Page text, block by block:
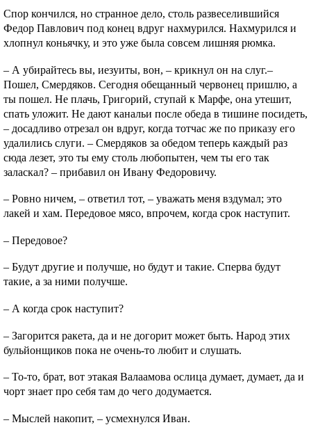
Спор кончился, но странное дело, столь развеселившийся
Федор Павлович под конец вдруг нахмурился. Нахмурился и
хлопнул коньячку, и это уже была совсем лишняя рюмка.
– А убирайтесь вы, иезуиты, вон, – крикнул он на слуг.–
Пошел, Смердяков. Сегодня обещанный червонец пришлю, а
ты пошел. Не плачь, Григорий, ступай к Марфе, она утешит,
спать уложит. Не дают канальи после обеда в тишине посидеть,
– досадливо отрезал он вдруг, когда тотчас же по приказу его
удалились слуги. – Смердяков за обедом теперь каждый раз
сюда лезет, это ты ему столь любопытен, чем ты его так
заласкал? – прибавил он Ивану Федоровичу.
– Ровно ничем, – ответил тот, – уважать меня вздумал; это
лакей и хам. Передовое мясо, впрочем, когда срок наступит.
– Передовое?
– Будут другие и получше, но будут и такие. Сперва будут
такие, а за ними получше.
– А когда срок наступит?
– Загорится ракета, да и не догорит может быть. Народ этих
бульйонщиков пока не очень-то любит и слушать.
– То-то, брат, вот этакая Валаамова ослица думает, думает, да и
чорт знает про себя там до чего додумается.
– Мыслей накопит, – усмехнулся Иван.